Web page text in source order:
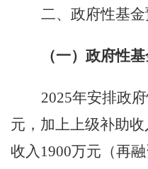
二、政府性基金
（一）政府性
2025年安排政
元 ， 加上上级补助收
收入 1900万元（再融